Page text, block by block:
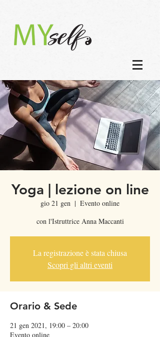
Yoga | lezione on line
gio 21 gen
  |
Evento online
con l'Istruttrice Anna Maccanti
La registrazione è stata chiusa
Scopri gli altri eventi
Orario & Sede
21 gen 2021, 19:00 – 20:00
Evento online